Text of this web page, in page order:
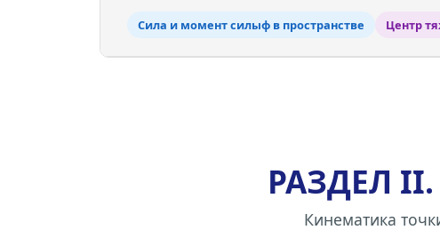
Сила и момент силыф в пространстве Центр
РАЗДЕЛ
Кинематика